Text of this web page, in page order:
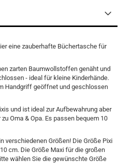
eine zauberhafte Büchertasche für
zarten Baumwollstoffen genäht und
- ideal für kleine Kinderhände.
Handgriff geöffnet und geschlossen
und ist ideal zur Aufbewahrung aber
Oma & Opa. Es passen bequem 10
verschiedenen Größen! Die Größe Pixi
cm. Die Größe Maxi für die großen
wählen Sie die gewünschte Größe